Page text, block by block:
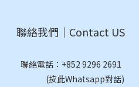
聯絡我們｜Contact US
聯絡電話： +852 9296 2691
(按此Whatsapp對話)